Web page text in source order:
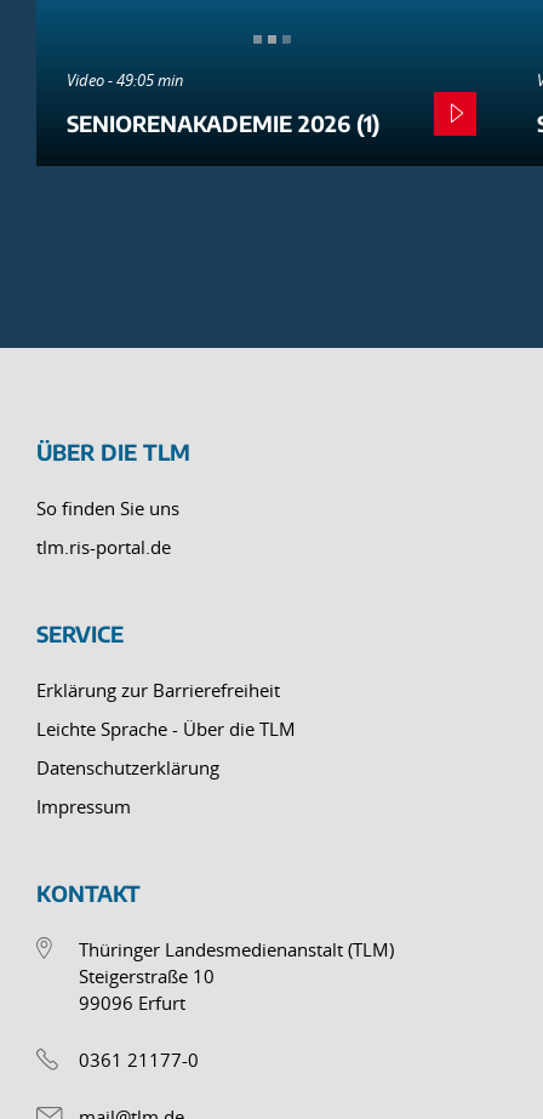
Video - 49:05 min
SENIORENAKADEMIE 2026 (1)
ÜBER DIE TLM
So finden Sie uns
tlm.ris-portal.de
SERVICE
Erklärung zur Barrierefreiheit
Leichte Sprache - Über die TLM
Datenschutzerklärung
Impressum
KONTAKT
Thüringer Landesmedienanstalt (TLM)
Steigerstraße 10
99096 Erfurt
0361 21177-0